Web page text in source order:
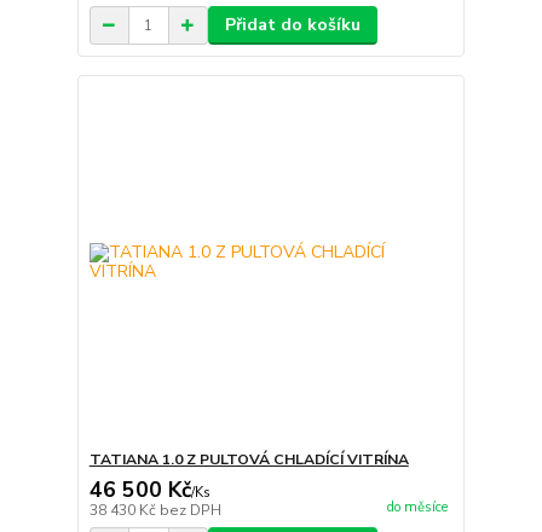
Přidat do košíku
TATIANA 1.0 Z PULTOVÁ CHLADÍCÍ VITRÍNA
46 500 Kč/Ks
38 430 Kč bez DPH do měsíce